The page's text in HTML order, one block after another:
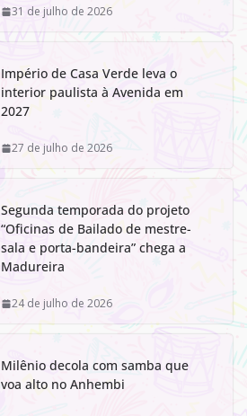
31 de julho de 2026
Império de Casa Verde leva o
interior paulista à Avenida em
2027
27 de julho de 2026
Segunda temporada do projeto
“Oficinas de Bailado de mestre-
sala e porta-bandeira” chega a
Madureira
24 de julho de 2026
Milênio decola com samba que
voa alto no Anhembi